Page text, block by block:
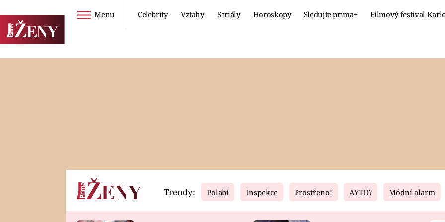
Menu Celebrity Vztahy Seriály Horoskopy Sledujte prima+ Filmový festival
Horoskopy Video Fresh Living
Trendy: Polabí Inspekce Prostřeno! AYTO? Módní alarm